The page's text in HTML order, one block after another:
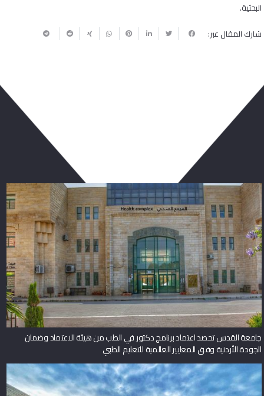
البحثية.
شارك المقال عبر:
جامعة القدس تحصد اعتماد برنامج دكتور في الطب من هيئة الاعتماد وضمان
الجودة الأردنية وفق المعايير العالمية للتعليم الطبي